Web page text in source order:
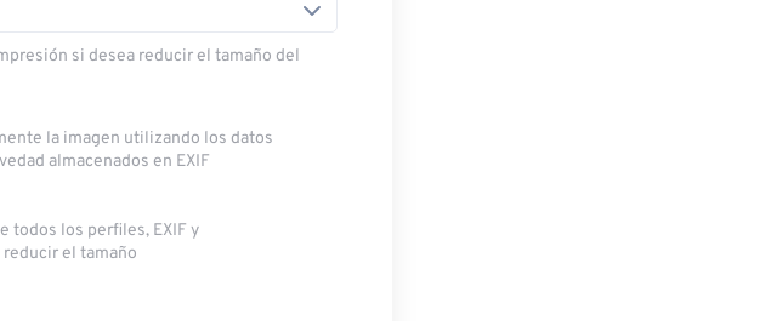
si desea reducir el tamaño del
la imagen utilizando los datos
almacenados en EXIF
todos los perfiles, EXIF ​​y
el tamaño